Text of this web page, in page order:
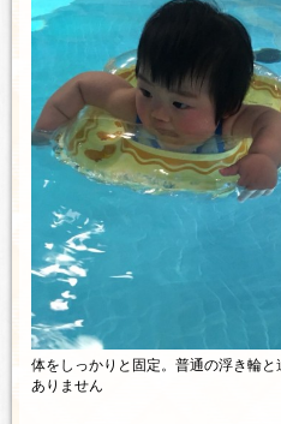
体をしっかりと固定。普通の浮き輪
ありません